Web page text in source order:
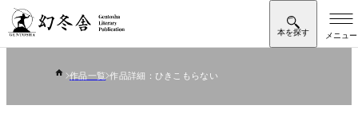
作品一覧 作品詳細：ひきこもらない